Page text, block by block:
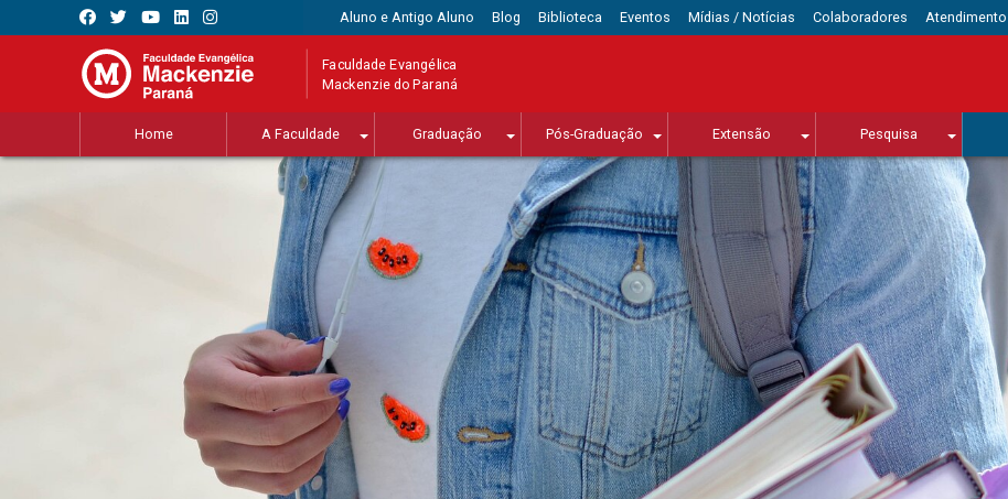
Aluno e Antigo Aluno Blog Biblioteca Eventos Mídias / Notícias Colaboradores Atendimento
Faculdade Evangélica
Mackenzie do Paraná
Home A Faculdade Graduação Pós-Graduação Extensão Pesquisa